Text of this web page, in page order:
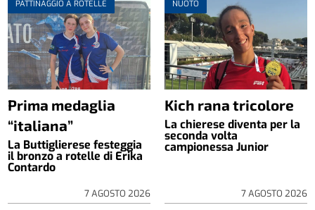
PATTINAGGIO A ROTELLE
Prima medaglia
“italiana”
La Buttiglierese festeggia
il bronzo a rotelle di Erika
Contardo
7 AGOSTO 2026
NUOTO
Kich rana tricolore
La chierese diventa per la
seconda volta
campionessa Junior
7 AGOSTO 2026